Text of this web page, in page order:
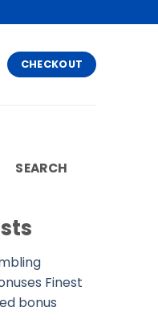
CHECKOUT
SEARCH
Finest
bonus